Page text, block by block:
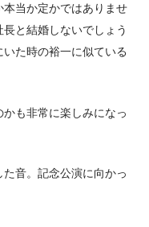
当か定かではありませ
と結婚しないでしょう
た時の裕一に似ている
も非常に楽しみになっ
音。記念公演に向かっ